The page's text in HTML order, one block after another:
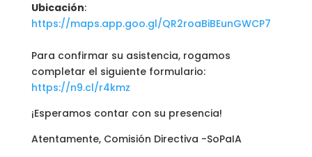
Ubicación:
https://maps.app.goo.gl/QR2roaBiBEunGWCP7
Para confirmar su asistencia, rogamos
completar el siguiente formulario:
https://n9.cl/r4kmz
¡Esperamos contar con su presencia!
Atentamente, Comisión Directiva -SoPaIA